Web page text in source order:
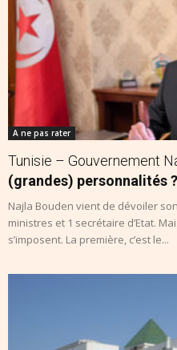
A ne pas rater
Tunisie – Gouvernement
(grandes) personnalités ?
Najla Bouden vient de dévoiler
ministres et 1 secrétaire d’Etat.
s’imposent. La première, c’est le...